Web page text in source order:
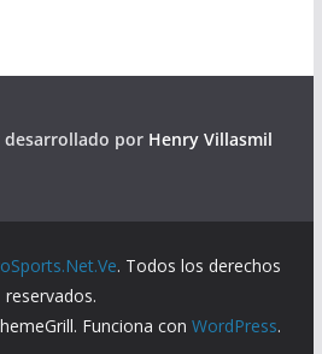
por Henry Villasmil
. Todos los derechos
reservados.
Funciona conWordPress.